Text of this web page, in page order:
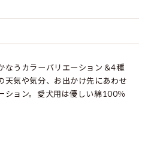
なうカラーバリエーション＆4種
天気や気分、お出かけ先にあわせ
ション。愛犬用は優しい綿100％